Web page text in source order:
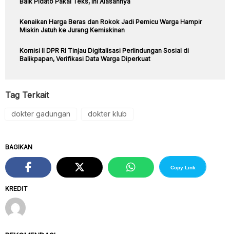
Kenaikan Harga Beras dan Rokok Jadi Pemicu Warga Hampir
Miskin Jatuh ke Jurang Kemiskinan
Komisi II DPR RI Tinjau Digitalisasi Perlindungan Sosial di
Balikpapan, Verifikasi Data Warga Diperkuat
Tag Terkait
dokter gadungan dokter klub
KREDIT
BAGIKAN
Copy Link